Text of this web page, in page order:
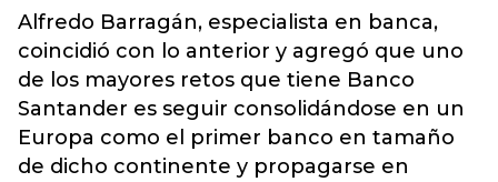
Alfredo Barragán, especialista en banca,
coincidió con lo anterior y agregó que uno
de los mayores retos que tiene Banco
Santander es seguir consolidándose en un
Europa como el primer banco en tamaño
de dicho continente y propagarse en